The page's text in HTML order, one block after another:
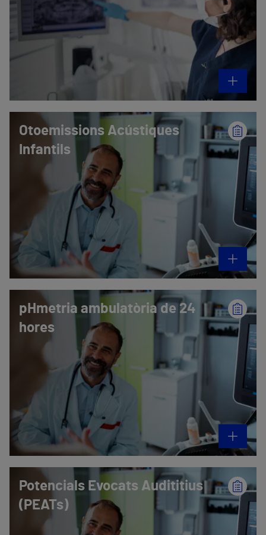
Otoemissions Acústiques
Infantils
pHmetria ambulatòria de 24
hores
Potencials Evocats Audititius
(PEATs)